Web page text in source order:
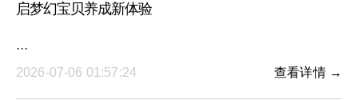
启梦幻宝贝养成新体验
···
2026-07-06 01:57:24
查看详情 →